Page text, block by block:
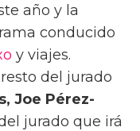
año y la
conducido
y viajes.
del jurado
Joe Pérez-
jurado que irá